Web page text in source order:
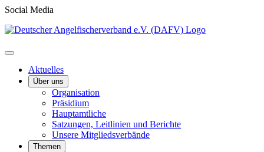
Social Media
Aktuelles
Über uns
Organisation
Präsidium
Hauptamtliche
Satzungen, Leitlinien und Berichte
Unsere Mitgliedsverbände
Themen